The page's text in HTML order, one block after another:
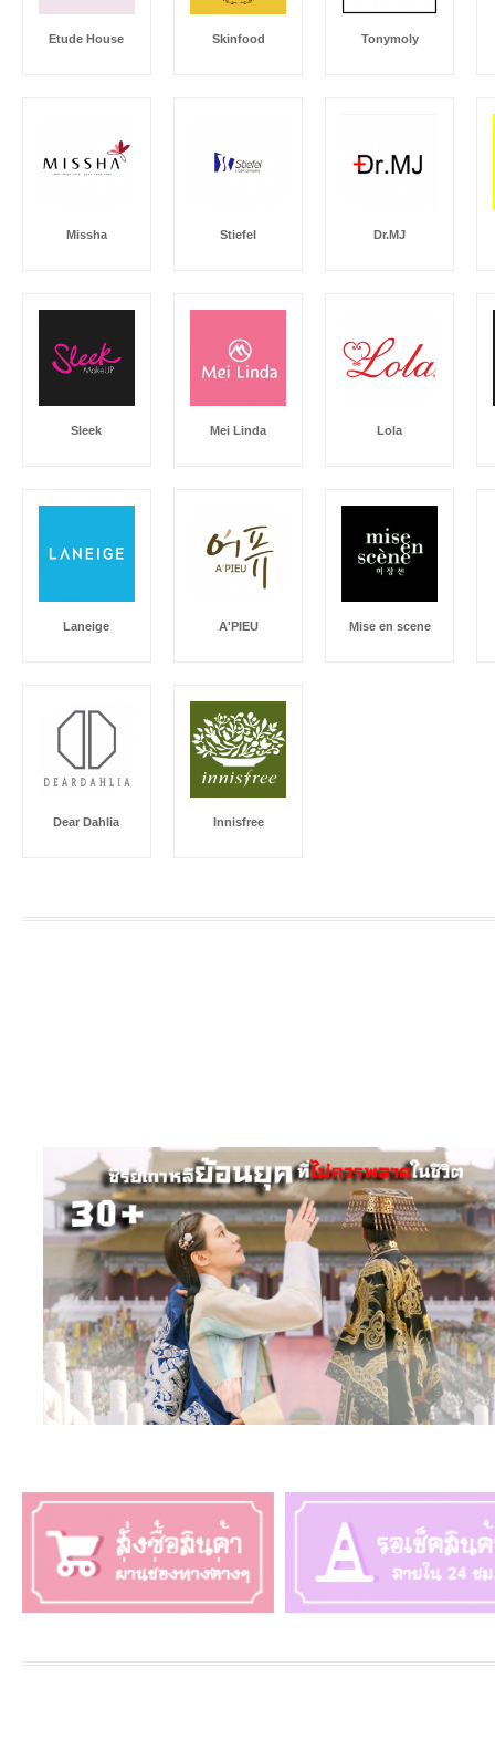
Etude House Skinfood Tonymoly
Missha Stiefel Dr.MJ
Sleek Mei Linda Lola
Laneige A'PIEU Mise en scene
Dear Dahlia Innisfree